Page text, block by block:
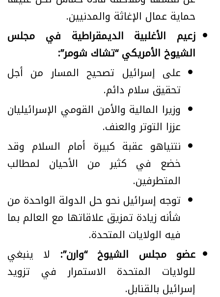
حماية عمال الإغاثة والمدنيين.
زعيم الأغلبية الديمقراطية في مجلس
الشيوخ الأمريكي “تشاك شومر”:
على إسرائيل تصحيح المسار من أجل
تحقيق سلام دائم.
وزيرا المالية والأمن القومي الإسرائيليان
عززا التوتر والعنف.
نتنياهو عقبة كبيرة أمام السلام وقد
خضع في كثير من الأحيان لمطالب
المتطرفين.
توجه إسرائيل نحو حل الدولة الواحدة من
شأنه زيادة تمزيق علاقاتها مع العالم بما
فيه الولايات المتحدة.
عضو مجلس الشيوخ “وارن”: لا ينبغي
للولايات المتحدة الاستمرار في تزويد
إسرائيل بالقنابل.